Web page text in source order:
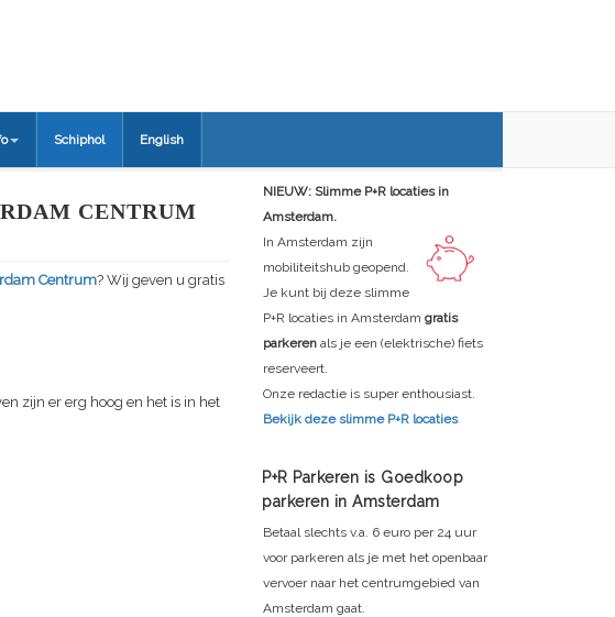
Schiphol English
CENTRUM
Centrum? Wij geven u gratis
zijn er erg hoog en het is in het
NIEUW: Slimme P+R locaties in
Amsterdam.
In Amsterdam zijn
mobiliteitshub geopend.
Je kunt bij deze slimme
P+R locaties in Amsterdam gratis
parkeren als je een (elektrische) fiets
reserveert.
Onze redactie is super enthousiast.
Bekijk deze slimme P+R locaties
P+R Parkeren is Goedkoop
parkeren in Amsterdam
Betaal slechts v.a. 6 euro per 24 uur
voor parkeren als je met het openbaar
vervoer naar het centrumgebied van
Amsterdam gaat.